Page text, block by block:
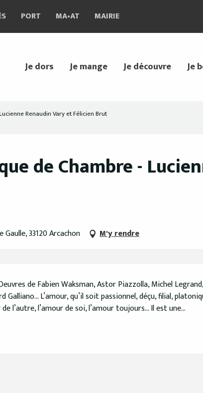
PORT MAIRIE
MA•AT
Je dors Je mange Je découvre Je
Renaudin Vary et Félicien Brut
de Chambre -
33120 Arcachon M'y rendre
de Fabien Waksman, Astor Piazzolla, Michel
L’amour, qu’il soit passionnel, déçu, filial,
l’autre, l’amour de soi, l’amour toujours… Il est une...